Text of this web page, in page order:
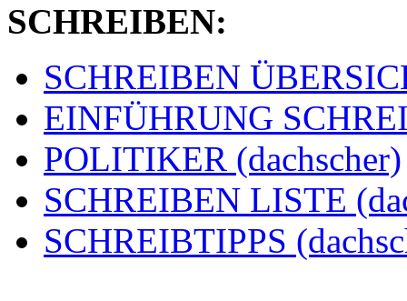
SCHREIBEN:
SCHREIBEN
EINFÜHRUNG
POLITIKER (dachscher)
SCHREIBEN LISTE
SCHREIBTIPPS